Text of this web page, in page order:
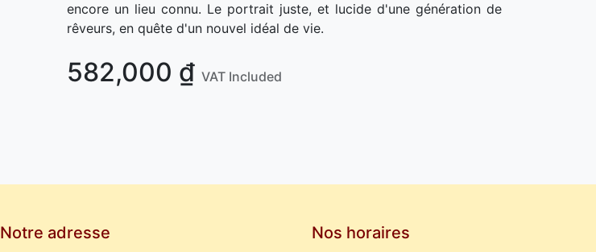
encore un lieu connu. Le portrait juste, et lucide d'une génération de
rêveurs, en quête d'un nouvel idéal de vie.
582,000 ₫ VAT Included
Notre adresse Nos horaires